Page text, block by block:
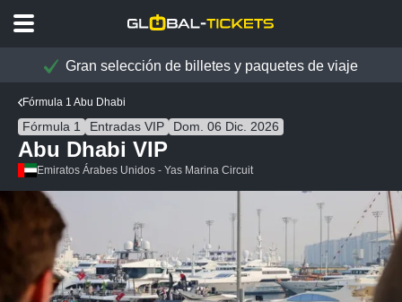
Gran selección de billetes y paquetes de viaje
Fórmula 1 Abu Dhabi
Fórmula 1 Entradas VIP Dom. 06 Dic. 2026
Abu Dhabi VIP
Emiratos Árabes Unidos - Yas Marina Circuit